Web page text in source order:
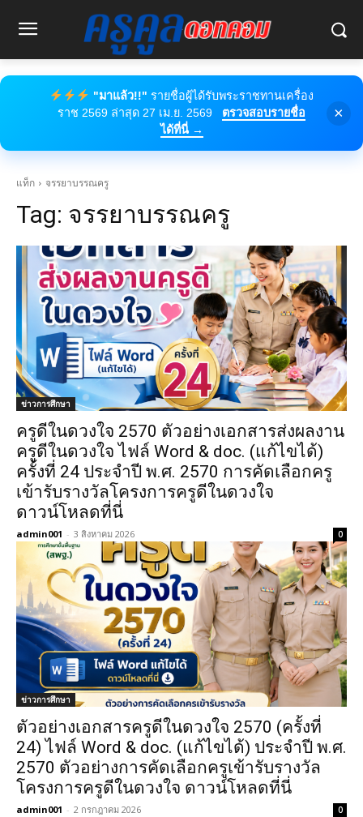
"มาแล้ว!!" รายชื่อผู้ได้รับพระราชทานเครื่อง
ราช 2569 ล่าสุด 27 เม.ย. 2569
ตรวจสอบรายชื่อ
ได้ที่นี่ →
×
แท็ก จรรยาบรรณครู
Tag: จรรยาบรรณครู
ข่าวการศึกษา
ครูดีในดวงใจ 2570 ตัวอย่างเอกสารส่งผลงาน
ครูดีในดวงใจ ไฟล์ Word & doc. (แก้ไขได้)
ครั้งที่ 24 ประจำปี พ.ศ. 2570 การคัดเลือกครู
เข้ารับรางวัลโครงการครูดีในดวงใจ
ดาวน์โหลดที่นี่
admin001 - 3 สิงหาคม 2026 0
ข่าวการศึกษา
ตัวอย่างเอกสารครูดีในดวงใจ 2570 (ครั้งที่
24) ไฟล์ Word & doc. (แก้ไขได้) ประจำปี พ.ศ.
2570 ตัวอย่างการคัดเลือกครูเข้ารับรางวัล
โครงการครูดีในดวงใจ ดาวน์โหลดที่นี่
admin001 - 2 กรกฎาคม 2026 0